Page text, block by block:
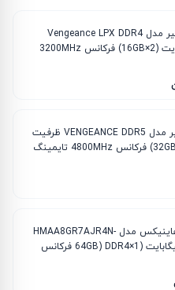
رم کامپیوتر کورسیر مدل Vengeance LPX DDR4
ظرفیت 32 گیگابایت (2×16GB) فرکانس 3200MHz
رم لپ تاپ کورسیر مدل VENGEANCE DDR5 ظرفیت
32 گیگابایت (1×32GB) فرکانس 4800MHz تایمینگ
رم سرور اس کی هاینیکس مدل HMAA8GR7AJR4N-
XN ظرفیت 64 گیگابایت (1×64GB) DDR4 فرکانس